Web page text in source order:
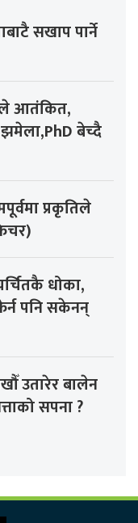
सखाप पार्ने
आतंकित,
बेच्दै
प्रकृतिले
धोका,
पनि सकेनन्
उतारेर बालेन
सपना ?